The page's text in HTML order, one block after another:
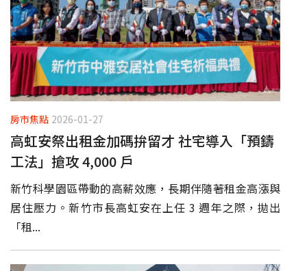
房市焦點 2026-01-27
高虹安祭出租金加碼拚留才 社宅導入「預鑄
工法」搶攻 4,000 戶
新竹科學園區帶動的高薪效應，長期伴隨著租金高漲與
居住壓力。新竹市長高虹安在上任 3 週年之際，拋出
「租...